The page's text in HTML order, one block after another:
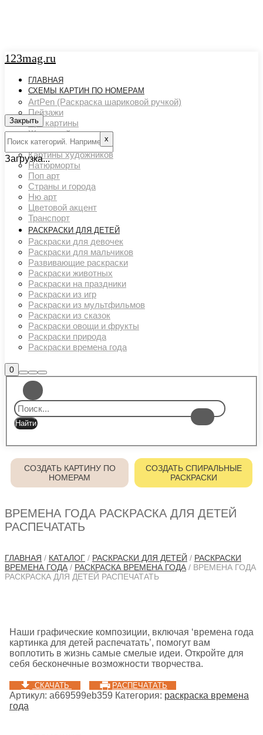
123mag.ru
ГЛАВНАЯ
СХЕМЫ КАРТИН ПО НОМЕРАМ
ArtPen (Раскраска шариковой ручкой)
Пейзажи
Арт картины
Животный мир
Люди
Картины художников
Натюрморты
Поп арт
Страны и города
Ню арт
Цветовой акцент
Транспорт
РАСКРАСКИ ДЛЯ ДЕТЕЙ
Раскраски для девочек
Раскраски для мальчиков
Развивающие раскраски
Раскраски животных
Раскраски на праздники
Раскраски из игр
Раскраски из мультфильмов
Раскраски из сказок
Раскраски овощи и фрукты
Раскраски природа
Раскраски времена года
0Боковая
панель
магазина
Найти
Больше
информации
Главное
меню
СОЗДАТЬ КАРТИНУ ПО
НОМЕРАМ
СОЗДАТЬ СПИРАЛЬНЫЕ
РАСКРАСКИ
ВРЕМЕНА ГОДА РАСКРАСКА ДЛЯ ДЕТЕЙ
РАСПЕЧАТАТЬ
ГЛАВНАЯ / КАТАЛОГ / РАСКРАСКИ ДЛЯ ДЕТЕЙ / РАСКРАСКИ
ВРЕМЕНА ГОДА/ РАСКРАСКА ВРЕМЕНА ГОДА/ ВРЕМЕНА ГОДА
РАСКРАСКА ДЛЯ ДЕТЕЙ РАСПЕЧАТАТЬ
Наши графические композиции, включая ‘времена года
картинка для детей распечатать’, помогут вам
воплотить в жизнь самые смелые идеи. Откройте для
себя бесконечные возможности творчества.
СКАЧАТЬ РАСПЕЧАТАТЬ
Артикул: a669599eb359 Категория: раскраска времена
года
Закрыть
х
Загрузка...